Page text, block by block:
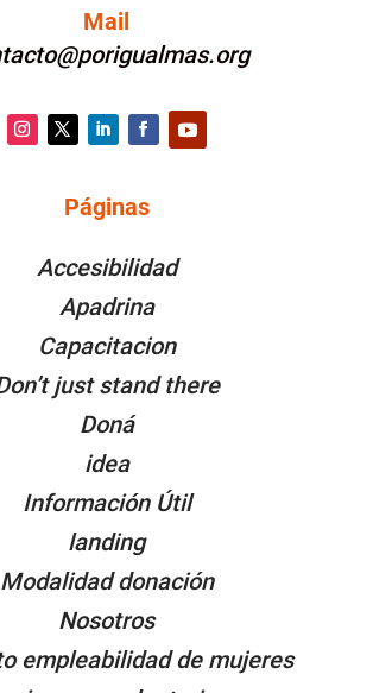
Mail
Facebook
Páginas
Accesibilidad
Apadrina
Capacitacion
just stand there
Doná
idea
Información Útil
landing
Modalidad donación
Nosotros
empleabilidad de mujeres